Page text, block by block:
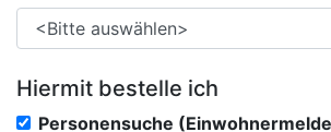
Hiermit bestelle ich
Personensuche